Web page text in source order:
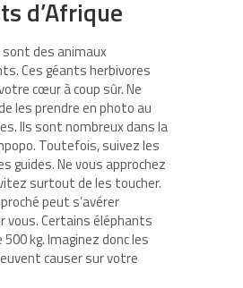
d’Afrique
sont des animaux
Ces géants herbivores
cœur à coup sûr. Ne
les prendre en photo au
Ils sont nombreux dans la
Toutefois, suivez les
guides. Ne vous approchez
surtout de les toucher.
peut s’avérer
vous. Certains éléphants
kg. Imaginez donc les
causer sur votre